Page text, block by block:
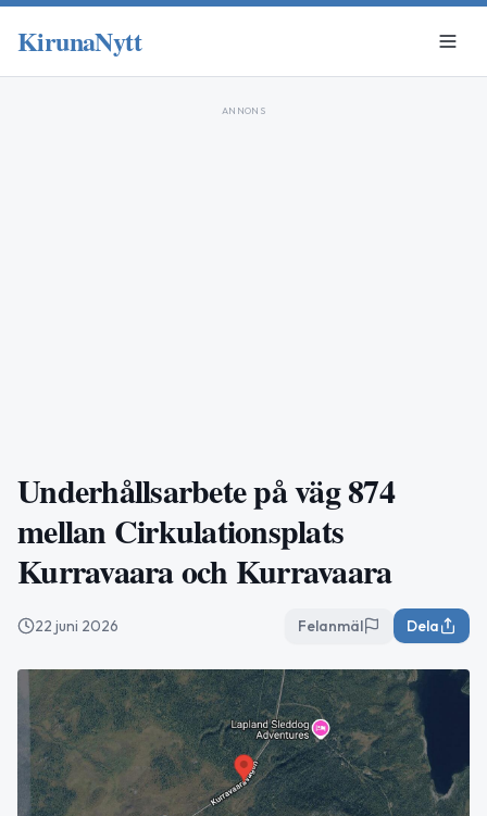
KirunaNytt
ANNONS
Underhållsarbete på väg 874
mellan Cirkulationsplats
Kurravaara och Kurravaara
22 juni 2026 Felanmäl Dela